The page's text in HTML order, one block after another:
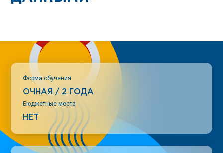
Форма обучения
ОЧНАЯ / 2 ГОДА
Бюджетные места
НЕТ